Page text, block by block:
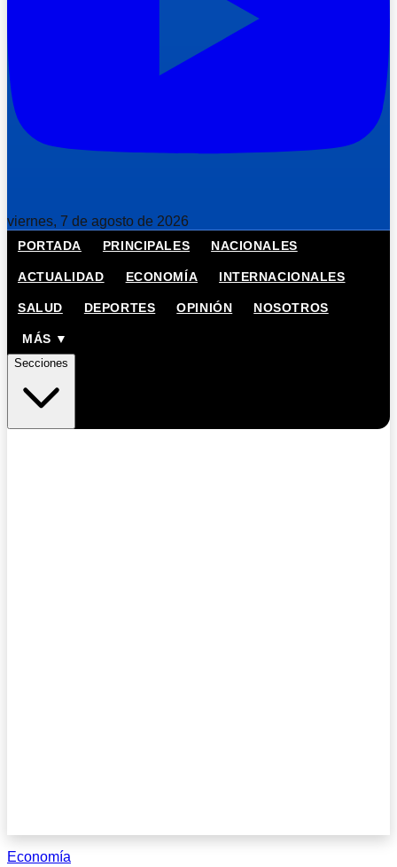
viernes, 7 de agosto de 2026
PORTADA PRINCIPALES NACIONALES
ACTUALIDAD ECONOMÍA INTERNACIONALES
SALUD DEPORTES OPINIÓN NOSOTROS
MÁS ▼
Secciones
Economía